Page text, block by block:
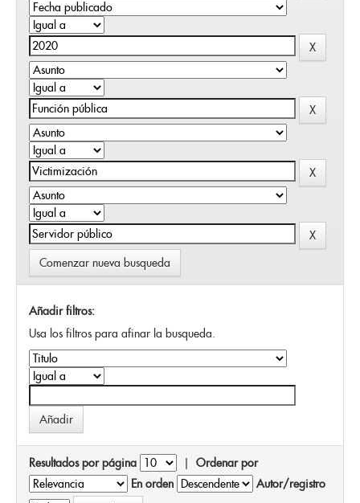
Comenzar nueva busqueda
Añadir filtros:
Usa los filtros para afinar la busqueda.
Resultados por página | Ordenar por
En orden
Autor/registro